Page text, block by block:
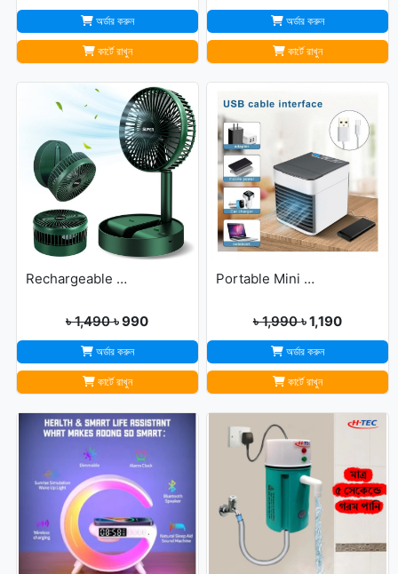
অর্ডার করুন
কার্টে রাখুন
অর্ডার করুন
কার্টে রাখুন
Rechargeable portable Telescopic Table Fan
৳ 1,490৳ 990
অর্ডার করুন
কার্টে রাখুন
Portable Mini USB Air Cooler with 7 Colors LED lights for Office/Home
৳ 1,990৳ 1,190
অর্ডার করুন
কার্টে রাখুন